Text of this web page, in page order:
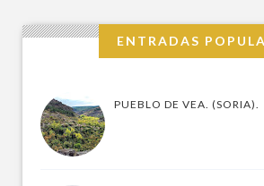
ENTRADAS
PUEBLO DE VEA. (SORIA).